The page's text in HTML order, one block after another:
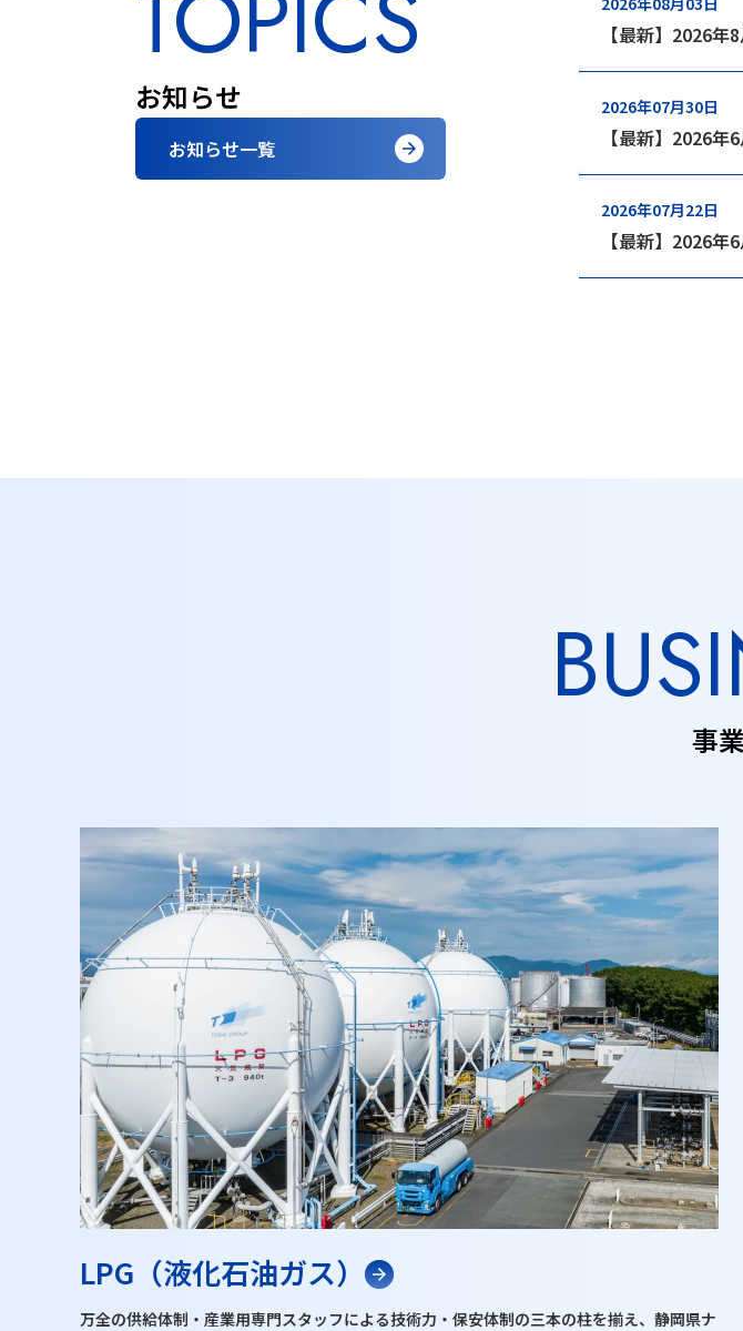
事
LPG（液化石油ガス）
万全の供給体制・産業用専門スタッフによる技術力・保安体制の三本の柱を揃え、静岡県ナ
お知らせ
お知らせ一覧
【最新】2026
2026年07月30日
【最新】2026
2026年07月22日
【最新】2026